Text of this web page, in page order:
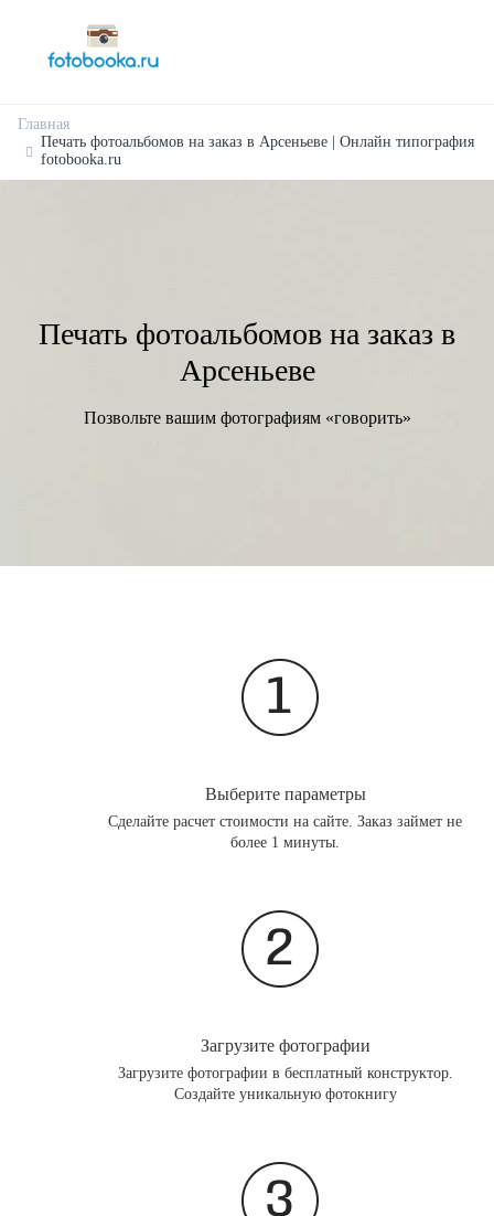
Главная
Печать фотоальбомов на заказ в Арсеньеве | Онлайн типография
fotobooka.ru
Печать фотоальбомов на заказ в
Арсеньеве
Позвольте вашим фотографиям «говорить»
Выберите параметры
Сделайте расчет стоимости на сайте. Заказ займет не
более 1 минуты.
Загрузите фотографии
Загрузите фотографии в бесплатный конструктор.
Создайте уникальную фотокнигу